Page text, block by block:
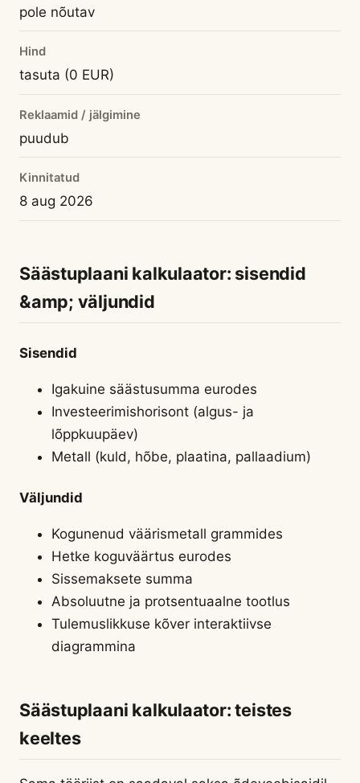
pole nõutav
Hind
tasuta (0 EUR)
Reklaamid / jälgimine
puudub
Kinnitatud
8 aug 2026
Säästuplaani kalkulaator: sisendid
&amp; väljundid
Sisendid
Igakuine säästusumma eurodes
Investeerimishorisont (algus- ja
lõppkuupäev)
Metall (kuld, hõbe, plaatina, pallaadium)
Väljundid
Kogunenud väärismetall grammides
Hetke koguväärtus eurodes
Sissemaksete summa
Absoluutne ja protsentuaalne tootlus
Tulemuslikkuse kõver interaktiivse
diagrammina
Säästuplaani kalkulaator: teistes
keeltes